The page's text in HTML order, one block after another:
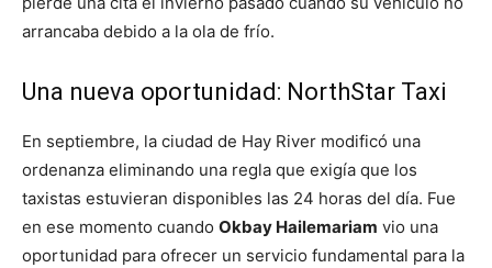
arrancaba debido a la ola de frío.
Una nueva oportunidad: NorthStar Taxi
En septiembre, la ciudad de Hay River modificó una
ordenanza eliminando una regla que exigía que los
taxistas estuvieran disponibles las 24 horas del día. Fue
en ese momento cuando Okbay Hailemariam vio una
oportunidad para ofrecer un servicio fundamental para la